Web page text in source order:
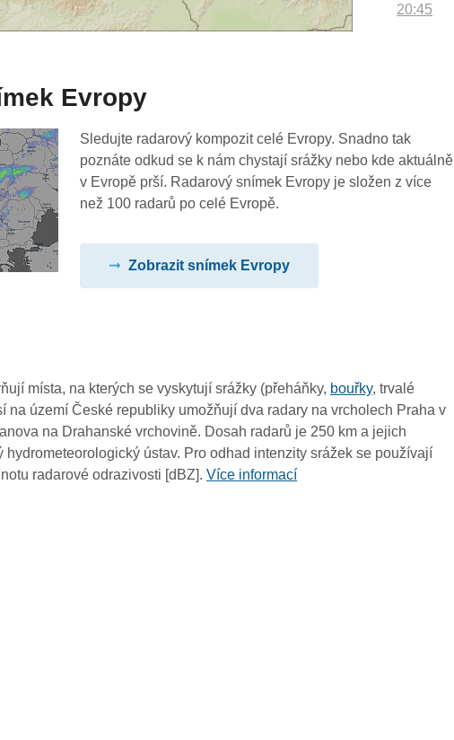
20:45
19:45
19:35
19:25
17:45
17:35
17:25
17:15
Evropy
Sledujte radarový kompozit celé Evropy. Snadno tak
poznáte odkud se k nám chystají srážky nebo kde aktuálně
v Evropě prší. Radarový snímek Evropy je složen z více
než 100 radarů po celé Evropě.
Zobrazit snímek Evropy
místa, na kterých se vyskytují srážky (přeháňky, bouřky, trvalé
na území České republiky umožňují dva radary na vrcholech Praha v
na Drahanské vrchovině. Dosah radarů je 250 km a jejich
hydrometeorologický ústav. Pro odhad intenzity srážek se používají
radarové odrazivosti [dBZ].Více informací